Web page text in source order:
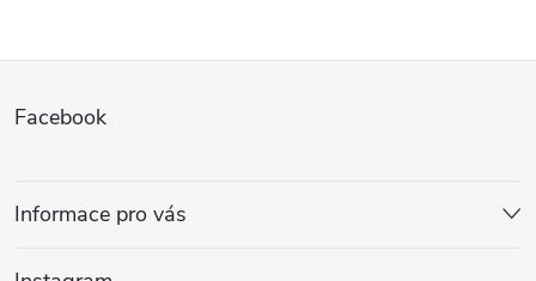
p
a
Facebook
Informace pro vás